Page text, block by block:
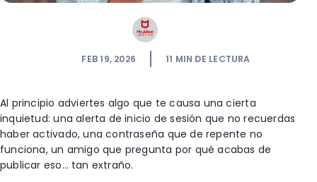
FEB 19, 2026 11 MIN DE LECTURA
Al principio adviertes algo que te causa una cierta
inquietud: una alerta de inicio de sesión que no recuerdas
haber activado, una contraseña que de repente no
funciona, un amigo que pregunta por qué acabas de
publicar eso… tan extraño.